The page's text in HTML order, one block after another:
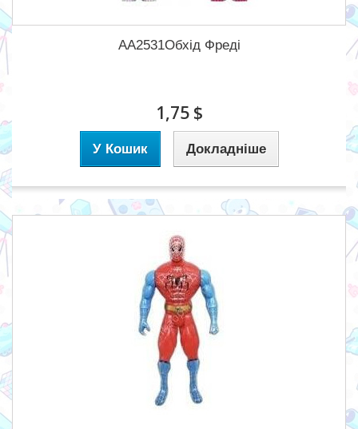
AA2531Обхід Фреді
1,75 $
У Кошик Докладніше